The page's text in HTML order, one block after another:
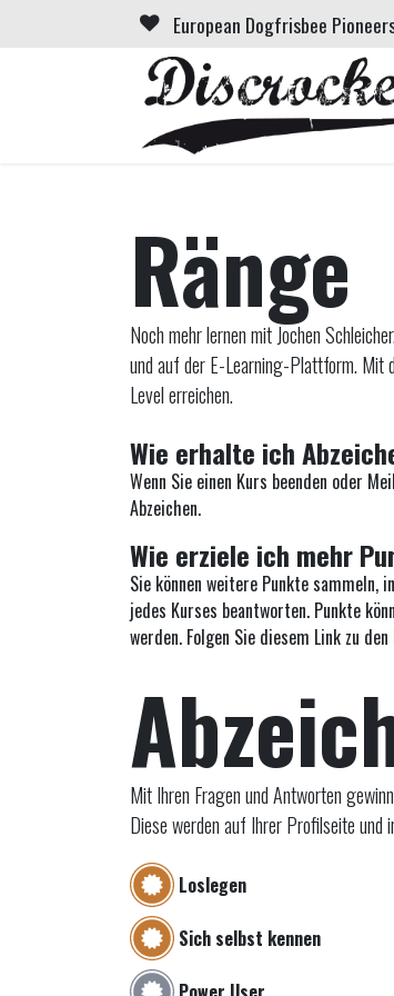
Zum Inhalt springen European Dogfrisbee
Ränge
Noch mehr lernen mit Jochen
und auf der E-Learning-Plattform. Mit
Level erreichen.
Wie erhalte ich
Wenn Sie einen Kurs beenden oder
Abzeichen.
Wie erziele ich mehr
Sie können weitere Punkte sammeln,
jedes Kurses beantworten. Punkte
werden. Folgen Sie diesem Link zu
Mit Ihren Fragen und Antworten
Diese werden auf Ihrer Profilseite und
Loslegen
Sich selbst kennen